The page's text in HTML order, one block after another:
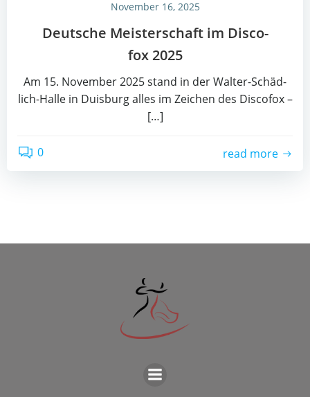
November 16, 2025
Deut­sche Meis­ter­schaft im Dis­co­
fox 2025
Am 15. Novem­ber 2025 stand in der Wal­ter-Schäd­
lich-Hal­le in Duis­burg alles im Zei­chen des Dis­co­fox –
[…]
0 read more